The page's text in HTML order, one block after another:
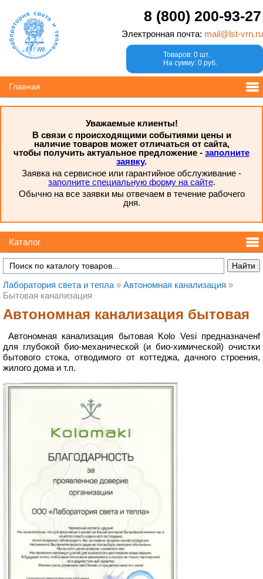
8 (800) 200-93-27
Электронная почта: mail@lst-vrn.ru
Товаров: 0 шт.
На сумму: 0 руб.
Главная
Уважаемые клиенты!
В связи с происходящими событиями цены и
наличие товаров может отличаться от сайта,
чтобы получить актуальное предложение - заполните
заявку.
Заявка на сервисное или гарантийное обслуживание -
заполните специальную форму на сайте.
Обычно на все заявки мы отвечаем в течение рабочего
дня.
Каталог
Лаборатория света и тепла » Автономная канализация »
Бытовая канализация
Автономная канализация бытовая
Автономная канализация бытовая Kolo Vesi предназначенf
для глубокой био-механической (и био-химической) очистки
бытового стока, отводимого от коттеджа, дачного строения,
жилого дома и т.п.